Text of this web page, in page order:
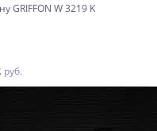
GRIFFON W 3219 K
руб.